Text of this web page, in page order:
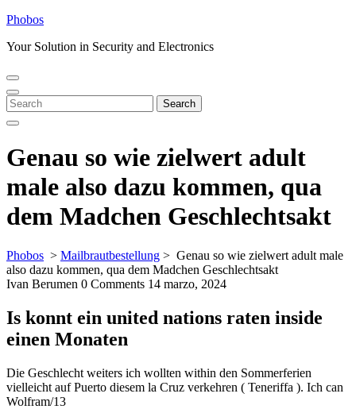
Skip
content
Phobos
Your Solution in Security and Electronics
Open
Menu
Close
Menu
Search
for:
Search
Genau so wie zielwert adult
male also dazu kommen, qua
dem Madchen Geschlechtsakt
Phobos > Mailbrautbestellung > Genau so wie zielwert adult male
also dazu kommen, qua dem Madchen Geschlechtsakt
Ivan Berumen 0 Comments 14 marzo, 2024
Is konnt ein united nations raten inside
einen Monaten
Die Geschlecht weiters ich wollten within den Sommerferien
vielleicht auf Puerto diesem la Cruz verkehren ( Teneriffa ). Ich can
Wolfram/13